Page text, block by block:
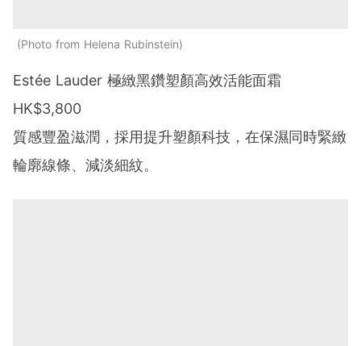
Photo from Helena Rubinstein
Estée Lauder 極緻黑鑽塑顏高效活能面霜
HK$3,800
質感豐盈滋潤，採用提升塑顏科技，在保濕同時緊緻
輪廓線條、減淡細紋。